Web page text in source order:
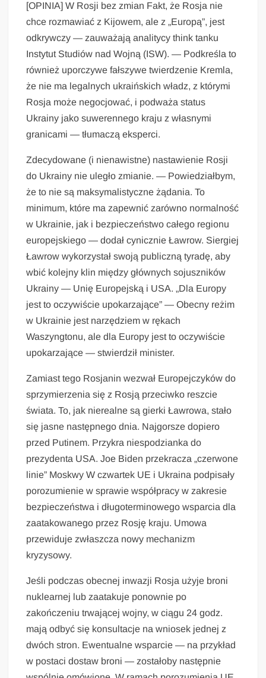
[OPINIA] W Rosji bez zmian Fakt, że Rosja nie
chce rozmawiać z Kijowem, ale z „Europą”, jest
odkrywczy — zauważają analitycy think tanku
Instytut Studiów nad Wojną (ISW). — Podkreśla to
również uporczywe fałszywe twierdzenie Kremla,
że nie ma legalnych ukraińskich władz, z którymi
Rosja może negocjować, i podważa status
Ukrainy jako suwerennego kraju z własnymi
granicami — tłumaczą eksperci.
Zdecydowane (i nienawistne) nastawienie Rosji
do Ukrainy nie uległo zmianie. — Powiedziałbym,
że to nie są maksymalistyczne żądania. To
minimum, które ma zapewnić zarówno normalność
w Ukrainie, jak i bezpieczeństwo całego regionu
europejskiego — dodał cynicznie Ławrow. Siergiej
Ławrow wykorzystał swoją publiczną tyradę, aby
wbić kolejny klin między głównych sojuszników
Ukrainy — Unię Europejską i USA. „Dla Europy
jest to oczywiście upokarzające” — Obecny reżim
w Ukrainie jest narzędziem w rękach
Waszyngtonu, ale dla Europy jest to oczywiście
upokarzające — stwierdził minister.
Zamiast tego Rosjanin wezwał Europejczyków do
sprzymierzenia się z Rosją przeciwko reszcie
świata. To, jak nierealne są gierki Ławrowa, stało
się jasne następnego dnia. Najgorsze dopiero
przed Putinem. Przykra niespodzianka do
prezydenta USA. Joe Biden przekracza „czerwone
linie” Moskwy W czwartek UE i Ukraina podpisały
porozumienie w sprawie współpracy w zakresie
bezpieczeństwa i długoterminowego wsparcia dla
zaatakowanego przez Rosję kraju. Umowa
przewiduje zwłaszcza nowy mechanizm
kryzysowy.
Jeśli podczas obecnej inwazji Rosja użyje broni
nuklearnej lub zaatakuje ponownie po
zakończeniu trwającej wojny, w ciągu 24 godz.
mają odbyć się konsultacje na wniosek jednej z
dwóch stron. Ewentualne wsparcie — na przykład
w postaci dostaw broni — zostałoby następnie